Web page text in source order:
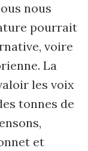
nous
pourrait
voire
La
les voix
tonnes de
et